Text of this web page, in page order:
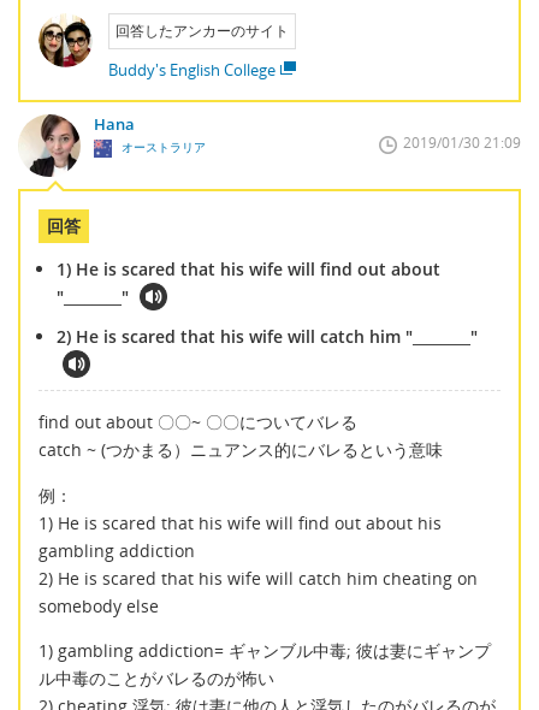
回答したアンカーのサイト
Buddy's English College
Hana
オーストラリア 2019/01/30 21:09
回答
1) He is scared that his wife will find out about
"________"
2) He is scared that his wife will catch him "________"
find out about 〇〇~ 〇〇についてバレる
catch ~ (つかまる）ニュアンス的にバレるという意味
例：
1) He is scared that his wife will find out about his
gambling addiction
2) He is scared that his wife will catch him cheating on
somebody else
1) gambling addiction= ギャンブル中毒; 彼は妻にギャンプ
ル中毒のことがバレるのが怖い